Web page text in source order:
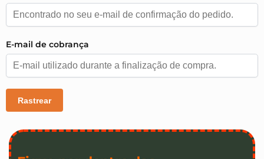
E-mail de cobrança
Rastrear